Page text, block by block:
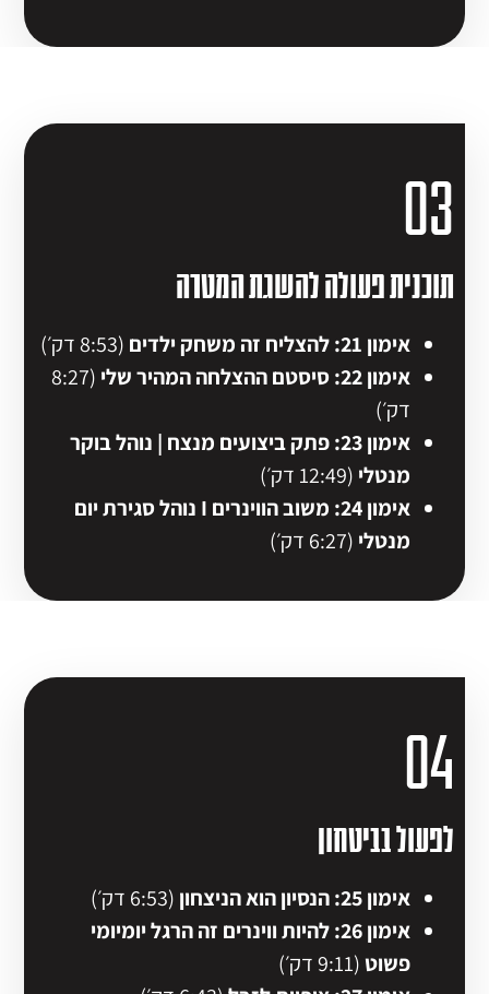
03
תוכנית פעולה להשגת המטרה
אימון 21: להצליח זה משחק ילדים
(8:53 דק׳)
אימון 22: סיסטם ההצלחה המהיר שלי
(8:27
דק׳)
אימון 23: פתק ביצועים מנצח | נוהל בוקר
מנטלי (12:49 דק׳)
אימון 24: משוב הווינרים I נוהל סגירת יום
מנטלי (6:27 דק׳)
04
לפעול בביטחון
אימון 25: הנסיון הוא הניצחון
(6:53 דק׳)
אימון 26: להיות ווינרים זה הרגל יומיומי
פשוט (9:11 דק׳)